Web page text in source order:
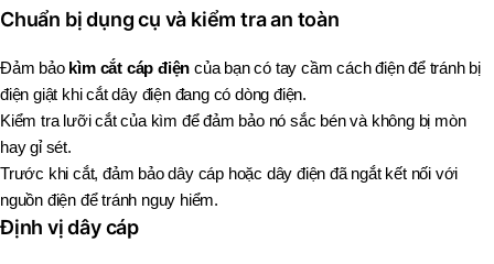
Chuẩn bị dụng cụ và kiểm tra an toàn
Đảm bảo kìm cắt cáp điện của bạn có tay cầm cách điện để tránh bị
điện giật khi cắt dây điện đang có dòng điện.
Kiểm tra lưỡi cắt của kìm để đảm bảo nó sắc bén và không bị mòn
hay gỉ sét.
Trước khi cắt, đảm bảo dây cáp hoặc dây điện đã ngắt kết nối với
nguồn điện để tránh nguy hiểm.
Định vị dây cáp